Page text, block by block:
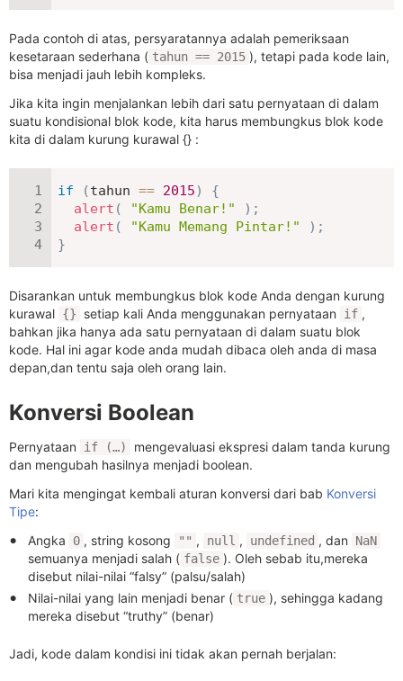
Pada contoh di atas, persyaratannya adalah pemeriksaan
kesetaraan sederhana ( tahun == 2015 ), tetapi pada kode lain,
bisa menjadi jauh lebih kompleks.
Jika kita ingin menjalankan lebih dari satu pernyataan di dalam
suatu kondisional blok kode, kita harus membungkus blok kode
kita di dalam kurung kurawal {} :
if (tahun == 2015)
{
alert ( "Kamu Benar!" ) ;
alert ( "Kamu Memang Pintar!" ) ;
}
Disarankan untuk membungkus blok kode Anda dengan kurung
kurawal {} setiap kali Anda menggunakan pernyataan if ,
bahkan jika hanya ada satu pernyataan di dalam suatu blok
kode. Hal ini agar kode anda mudah dibaca oleh anda di masa
depan,dan tentu saja oleh orang lain.
Konversi Boolean
Pernyataan if (…)
mengevaluasi ekspresi dalam tanda kurung
dan mengubah hasilnya menjadi boolean.
Mari kita mengingat kembali aturan konversi dari bab Konversi
Tipe:
Angka
0 , string kosong "" , null , undefined , dan NaN
semuanya menjadi salah ( false ). Oleh sebab itu,mereka
disebut nilai-nilai “falsy” (palsu/salah)
Nilai-nilai yang lain menjadi benar ( true ), sehingga kadang
mereka disebut “truthy” (benar)
Jadi, kode dalam kondisi ini tidak akan pernah berjalan: